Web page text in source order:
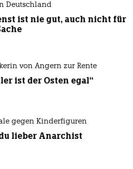
Deutschland
ist nie gut, auch nicht für
von Angern zur Rente
ist der Osten egal“
gegen Kinderfiguren
lieber Anarchist